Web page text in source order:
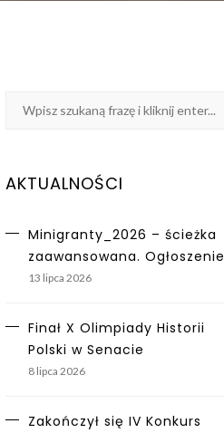
AKTUALNOŚCI
Minigranty_2026 – ścieżka
zaawansowana. Ogłoszenie
13 lipca 2026
Finał X Olimpiady Historii
Polski w Senacie
8 lipca 2026
Zakończył się IV Konkurs